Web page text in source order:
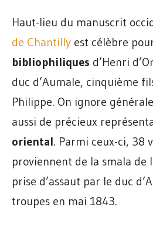
Haut-lieu du manuscrit
de Chantilly est célèbre
bibliophiliques d’Henri
duc d’Aumale, cinquième
Philippe. On ignore
aussi de précieux
oriental. Parmi ceux-ci, 38
proviennent de la smala de
prise d’assaut par le duc
troupes en mai 1843.